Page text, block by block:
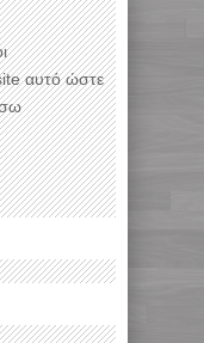
αυτό ώστε